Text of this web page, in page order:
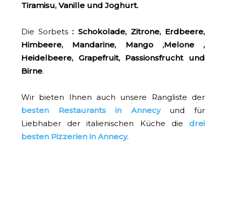
Tiramisu, Vanille und Joghurt.
Die Sorbets: Schokolade, Zitrone, Erdbeere,
Himbeere, Mandarine, Mango ,Melone ,
Heidelbeere, Grapefruit, Passionsfruchtund
Birne.
Wir bieten Ihnen auch unsere Rangliste der
besten Restaurants in Annecyund für
Liebhaber der italienischen Küche die drei
besten Pizzerien in Annecy.